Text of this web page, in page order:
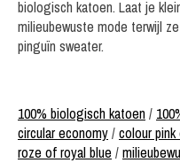
biologisch katoen. Laat je
milieubewuste mode terwijl
pinguïn sweater.
100% biologisch katoen/
circular economy/colour
roze of royal blue /